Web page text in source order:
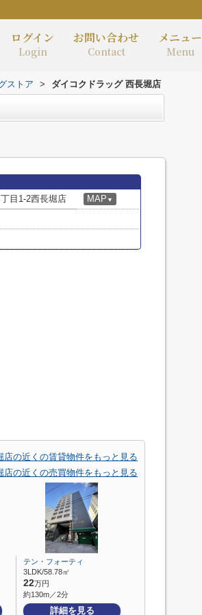
ログイン
Login
お問い合わせ
Contact
メニュー
Menu
ストア > ダイコクドラッグ 西長堀店
目1-2西長堀店 MAP ▼
店の近くの賃貸物件をもっと見る
店の近くの売買物件をもっと見る
テン・フォーティ
3LDK/58.78㎡
22万円
約130m／2分
詳細を見る